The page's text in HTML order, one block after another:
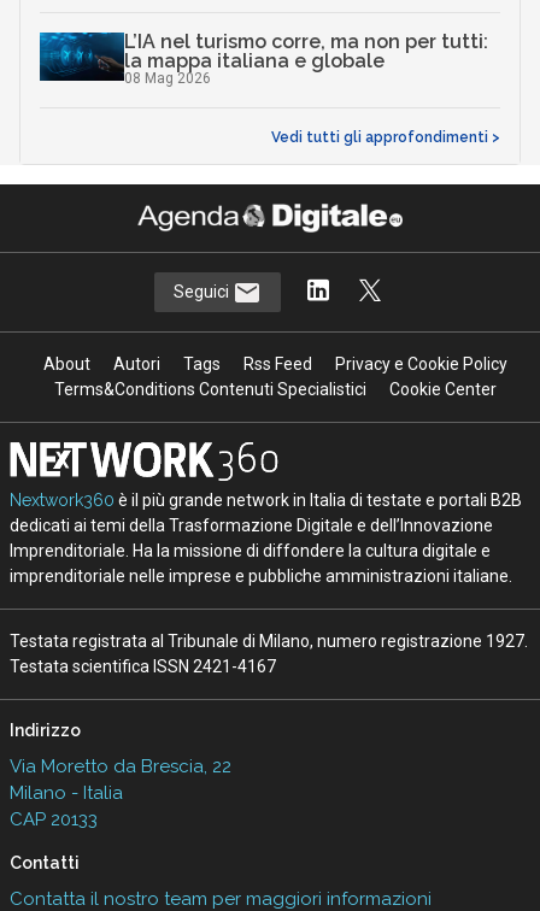
L’IA nel turismo corre, ma non per tutti:
la mappa italiana e globale
08 Mag 2026
Vedi tutti gli approfondimenti >
Seguici
About Autori Tags Rss Feed
Privacy e Cookie Policy
Terms&Conditions Contenuti Specialistici
Cookie Center
Nextwork360 è il più grande network in Italia di testate e portali B2B
dedicati ai temi della Trasformazione Digitale e dell’Innovazione
Imprenditoriale. Ha la missione di diffondere la cultura digitale e
imprenditoriale nelle imprese e pubbliche amministrazioni italiane.
Testata registrata al Tribunale di Milano, numero registrazione 1927.
Testata scientifica ISSN 2421-4167
Indirizzo
Via Moretto da Brescia, 22
Milano - Italia
CAP 20133
Contatti
Contatta il nostro team per maggiori informazioni